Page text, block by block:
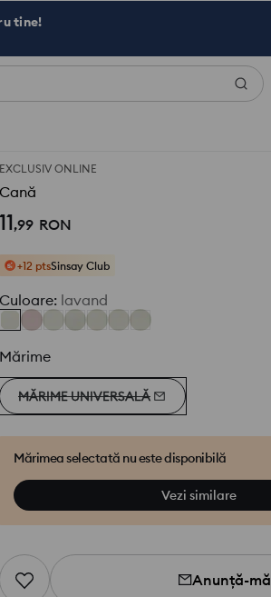
tine!
EXCLUSIV ONLINE
Cană
11,99 RON
+12 ptsSinsay Club
Culoare: lavand
Mărime
MĂRIME UNIVERSALĂ
Mărimea selectată nu este disponibilă
Vezi similare
Anunță-mă